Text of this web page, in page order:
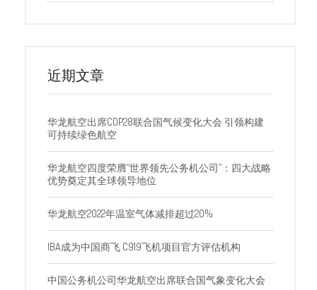
近期文章
华龙航空出席COP28联合国气候变化大会 引领构建
可持续绿色航空
华龙航空四度荣膺“世界领先公务机公司”：四大战略
优势奠定其全球领导地位
华龙航空2022年温室气体减排超过20%
IBA成为中国商飞 C919飞机项目官方评估机构
中国公务机公司华龙航空出席联合国气象变化大会